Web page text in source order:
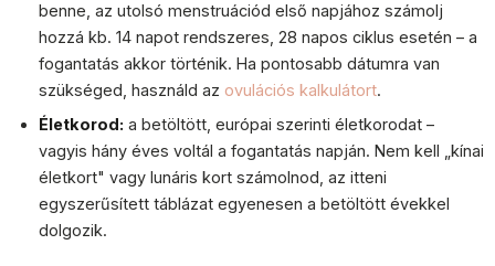
benne, az utolsó menstruációd első napjához számolj
hozzá kb. 14 napot rendszeres, 28 napos ciklus esetén – a
fogantatás akkor történik. Ha pontosabb dátumra van
szükséged, használd az ovulációs kalkulátort.
Életkorod: a betöltött, európai szerinti életkorodat –
vagyis hány éves voltál a fogantatás napján. Nem kell „kínai
életkort" vagy lunáris kort számolnod, az itteni
egyszerűsített táblázat egyenesen a betöltött évekkel
dolgozik.